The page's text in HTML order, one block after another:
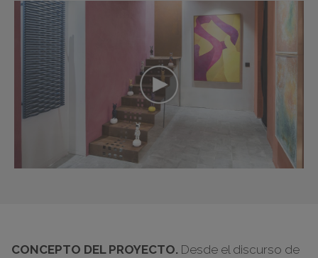
CONCEPTO DEL PROYECTO. Desde el discurso de